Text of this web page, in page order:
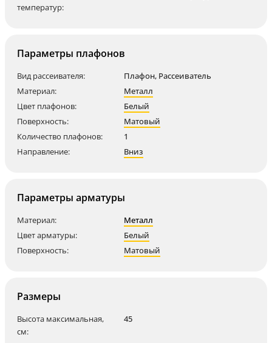
температур:
Параметры плафонов
Вид рассеивателя:
Плафон, Рассеиватель
Материал:
Металл
Цвет плафонов:
Белый
Поверхность:
Матовый
Количество плафонов:
1
Направление:
Вниз
Параметры арматуры
Материал:
Металл
Цвет арматуры:
Белый
Поверхность:
Матовый
Размеры
Высота максимальная,
см:
45